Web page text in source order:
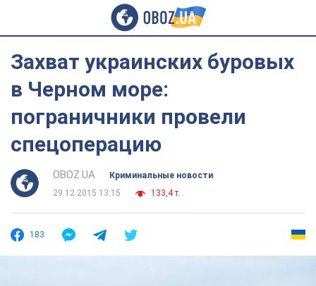
Захват украинских буровых
в Черном море:
пограничники провели
спецоперацию
OBOZ.UA
Криминальные новости
29.12.2015 13:15
133,4 т.
183